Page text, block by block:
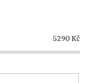
5290Kč